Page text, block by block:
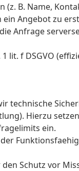
(z. B. Name,
Angebot zu
Anfrage
lit. f DSGVO
technische
Hierzu
ein.
Schutz vor